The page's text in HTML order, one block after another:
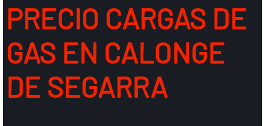
PRECIO CARGAS DE
GAS EN CALONGE
DE SEGARRA